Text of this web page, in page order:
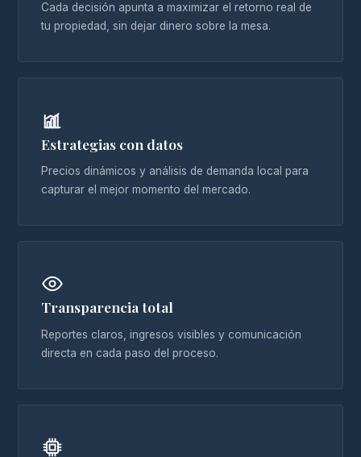
Cada decisión apunta a maximizar el retorno real de
tu propiedad, sin dejar dinero sobre la mesa.
Estrategias con datos
Precios dinámicos y análisis de demanda local para
capturar el mejor momento del mercado.
Transparencia total
Reportes claros, ingresos visibles y comunicación
directa en cada paso del proceso.